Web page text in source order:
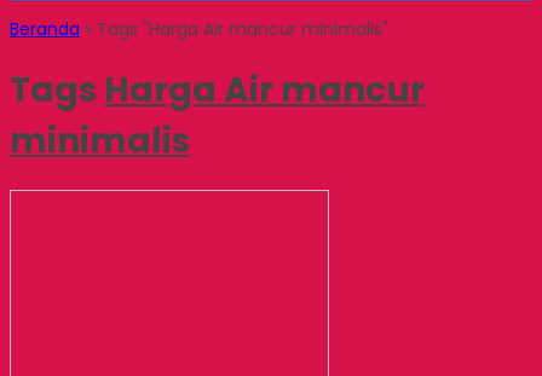
Beranda » Tags "Harga Air mancur minimalis"
Tags Harga Air mancur
minimalis